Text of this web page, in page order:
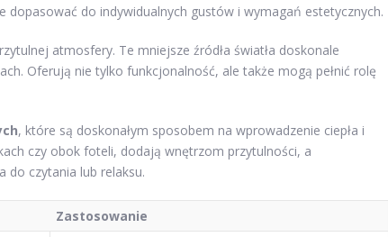
do indywidualnych gustów i wymagań estetycznych.
atmosfery. Te mniejsze źródła światła doskonale
Oferują nie tylko funkcjonalność, ale także mogą pełnić rolę
, które są doskonałym sposobem na wprowadzenie ciepła i
czy obok foteli, dodają wnętrzom przytulności, a
do czytania lub relaksu.
Zastosowanie